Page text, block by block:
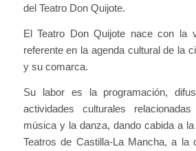
del Teatro Don Quijote.
El Teatro Don Quijote nace con la
referente en la agenda cultural de la
y su comarca.
Su labor es la programación,
actividades culturales
música y la danza, dando cabida a
Teatros de Castilla-La Mancha, a la